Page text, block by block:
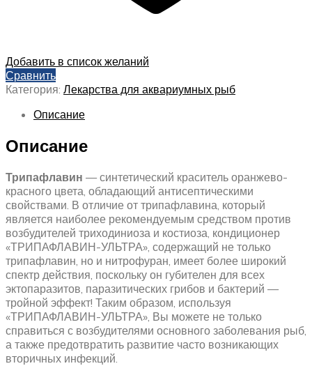
Добавить в список желаний
Сравнить
Категория: Лекарства для аквариумных рыб
Описание
Описание
Трипафлавин — синтетический краситель оранжево-
красного цвета, обладающий антисептическими
свойствами. В отличие от трипафлавина, который
является наиболее рекомендуемым средством против
возбудителей триходиниоза и костиоза, кондиционер
«ТРИПАФЛАВИН-УЛЬТРА», содержащий не только
трипафлавин, но и нитрофуран, имеет более широкий
спектр действия, поскольку он губителен для всех
эктопаразитов, паразитических грибов и бактерий —
тройной эффект! Таким образом, используя
«ТРИПАФЛАВИН-УЛЬТРА», Вы можете не только
справиться с возбудителями основного заболевания рыб,
а также предотвратить развитие часто возникающих
вторичных инфекций.